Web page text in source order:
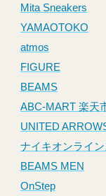
Mita Sneakers
YAMAOTOKO
atmos
FIGURE
BEAMS
ABC-MART 楽天
UNITED
ナイキオンライ
BEAMS MEN
OnStep